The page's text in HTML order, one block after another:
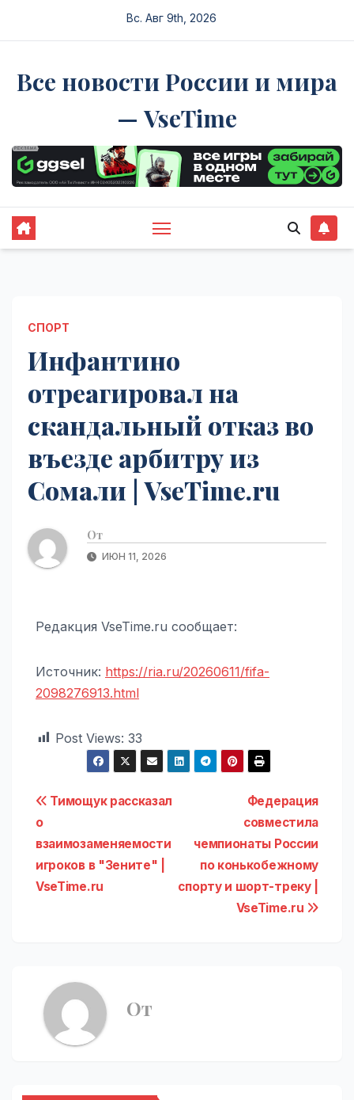
Вс. Авг 9th, 2026
Все новости России и мира
— VseTime
СПОРТ
Инфантино
отреагировал на
скандальный отказ во
въезде арбитру из
Сомали | VseTime.ru
От
ИЮН 11, 2026
Редакция VseTime.ru сообщает:
Источник: https://ria.ru/20260611/fifa-
2098276913.html
Post Views: 33
Навигация
по
записям
Федерация
совместила
чемпионаты России
по конькобежному
спорту и шорт-треку |
VseTime.ru
Тимощук рассказал
о
взаимозаменяемости
игроков в "Зените" |
VseTime.ru
От